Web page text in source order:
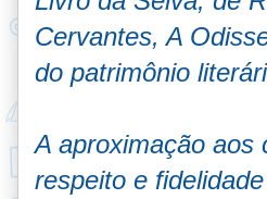
Cervantes, A
do patrimônio
A aproximação aos
respeito e